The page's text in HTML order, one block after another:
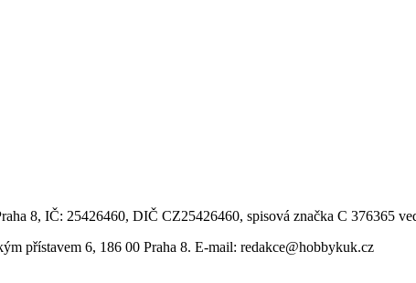
8, IČ: 25426460, DIČ CZ25426460, spisová značka C 376365
přístavem 6, 186 00 Praha 8. E-mail: redakce@hobbykuk.cz